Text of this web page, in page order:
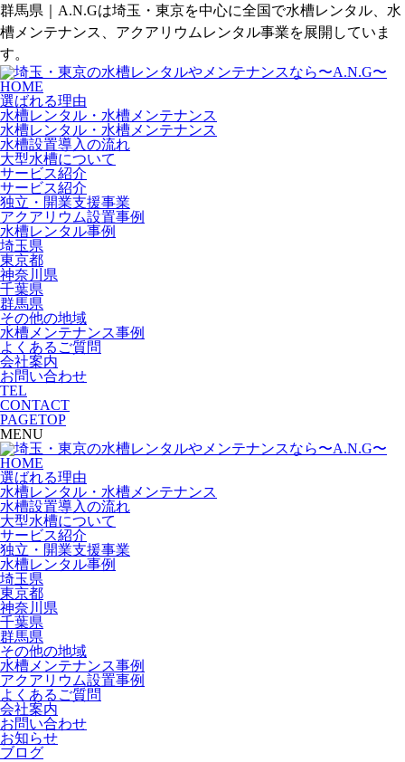
群馬県｜A.N.Gは埼玉・東京を中心に全国で水槽レンタル、水
槽メンテナンス、アクアリウムレンタル事業を展開していま
す。
HOME
選ばれる理由
水槽レンタル・水槽メンテナンス
水槽レンタル・水槽メンテナンス
水槽設置導入の流れ
大型水槽について
サービス紹介
サービス紹介
独立・開業支援事業
アクアリウム設置事例
水槽レンタル事例
埼玉県
東京都
神奈川県
千葉県
群馬県
その他の地域
水槽メンテナンス事例
よくあるご質問
会社案内
お問い合わせ
TEL
CONTACT
PAGETOP
MENU
HOME
選ばれる理由
水槽レンタル・水槽メンテナンス
水槽設置導入の流れ
大型水槽について
サービス紹介
独立・開業支援事業
水槽レンタル事例
埼玉県
東京都
神奈川県
千葉県
群馬県
その他の地域
水槽メンテナンス事例
アクアリウム設置事例
よくあるご質問
会社案内
お問い合わせ
お知らせ
ブログ